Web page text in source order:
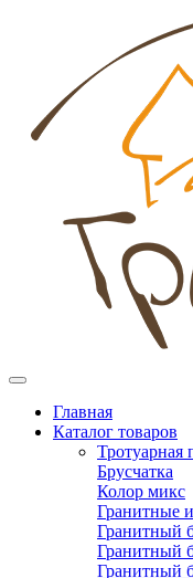
Главная
Каталог товаров
Тротуарная
Брусчатка
Колор микс
Гранитные
Гранитный
Гранитный
Гранитный